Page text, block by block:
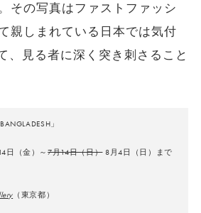
その写真はファストファッシ
親しまれている日本では気付
、見る者に深く突き刺さること
」
日（金）～7月14日（日）8月4日（日）まで
（東京都）